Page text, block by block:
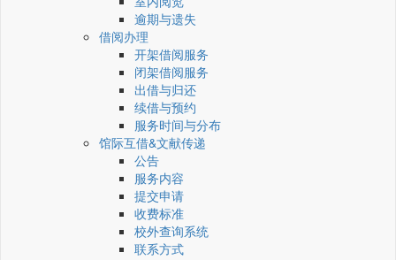
逾期与遗失
借阅办理
开架借阅服务
闭架借阅服务
出借与归还
续借与预约
服务时间与分布
馆际互借&文献传递
公告
服务内容
提交申请
收费标准
校外查询系统
联系方式